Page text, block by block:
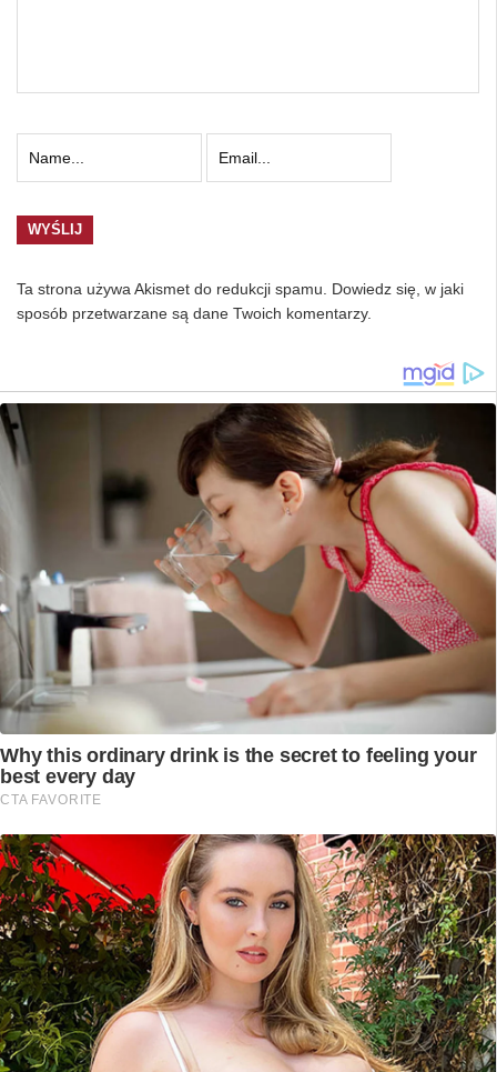
Ta strona używa Akismet do redukcji spamu. Dowiedz się, w jaki
sposób przetwarzane są dane Twoich komentarzy.